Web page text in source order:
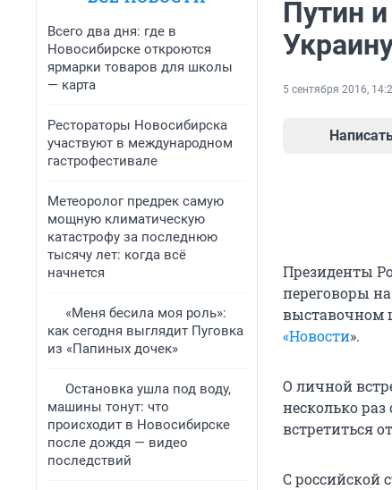
Всего два дня: где в
Новосибирске откроются
ярмарки товаров для школы
— карта
Рестораторы Новосибирска
участвуют в международном
гастрофестивале
Метеоролог предрек самую
мощную климатическую
катастрофу за последнюю
тысячу лет: когда всё
начнется
«Меня бесила моя роль»:
как сегодня выглядит Пуговка
из «Папиных дочек»
Остановка ушла под воду,
машины тонут: что
происходит в Новосибирске
после дождя — видео
последствий
Путин
5 сентября 2016,
Президенты
переговоры
выставочном
«Новости».
О личной
несколько
встретиться
С российской